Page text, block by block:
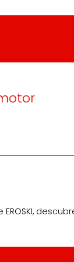
expresados